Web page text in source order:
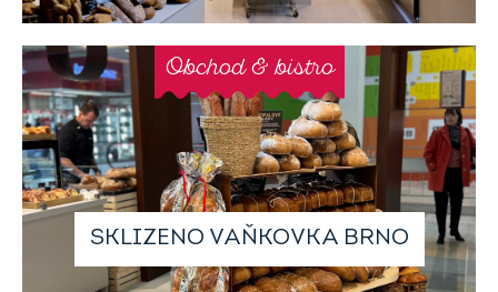
SKLIZENO VAŇKOVKA BRNO
Obchod & bistro